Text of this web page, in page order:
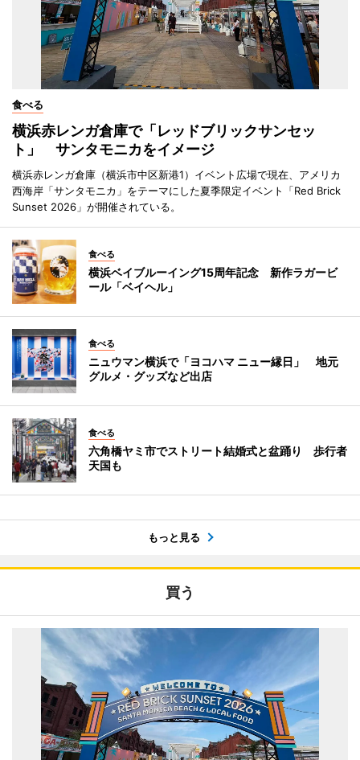
食べる
横浜赤レンガ倉庫で「レッドブリックサンセッ
ト」 サンタモニカをイメージ
横浜赤レンガ倉庫（横浜市中区新港1）イベント広場で現在、アメリカ
西海岸「サンタモニカ」をテーマにした夏季限定イベント「Red Brick
Sunset 2026」が開催されている。
食べる
横浜ベイブルーイング15周年記念 新作ラガービ
ール「ベイヘル」
食べる
ニュウマン横浜で「ヨコハマ ニュー縁日」 地元
グルメ・グッズなど出店
食べる
六角橋ヤミ市でストリート結婚式と盆踊り 歩行者
天国も
もっと見る
買う